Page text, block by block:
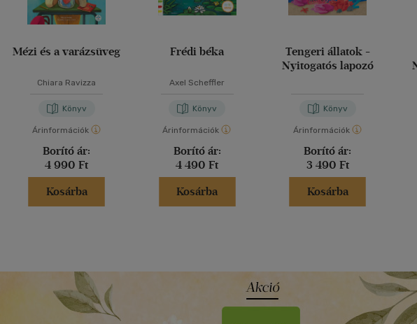
Mézi és a varázsüveg
Chiara Ravizza
Könyv
Árinformációk
Borító ár:
4 990 Ft
Kosárba
Frédi béka
Axel Scheffler
Könyv
Árinformációk
Borító ár:
4 490 Ft
Kosárba
Tengeri állatok -
Nyitogatós lapozó
Könyv
Árinformációk
Borító ár:
3 490 Ft
Kosárba